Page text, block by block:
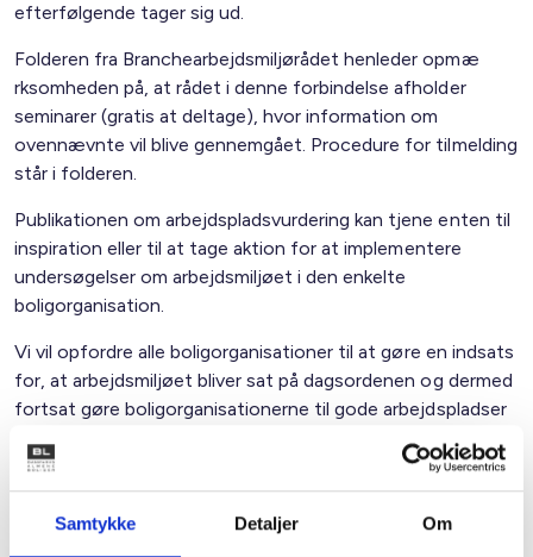
Samtykke Detaljer Om
efterfølgende tager sig ud.
Folderen fra Branchearbejdsmiljørådet henleder opmæ
rksomheden på, at rådet i denne forbindelse afholder
seminarer (gratis at deltage), hvor information om
ovennævnte vil blive gennemgået. Procedure for tilmelding
står i folderen.
Publikationen om arbejdspladsvurdering kan tjene enten til
inspiration eller til at tage aktion for at implementere
undersøgelser om arbejdsmiljøet i den enkelte
boligorganisation.
Vi vil opfordre alle boligorganisationer til at gøre en indsats
for, at arbejdsmiljøet bliver sat på dagsordenen og dermed
fortsat gøre boligorganisationerne til gode arbejdspladser